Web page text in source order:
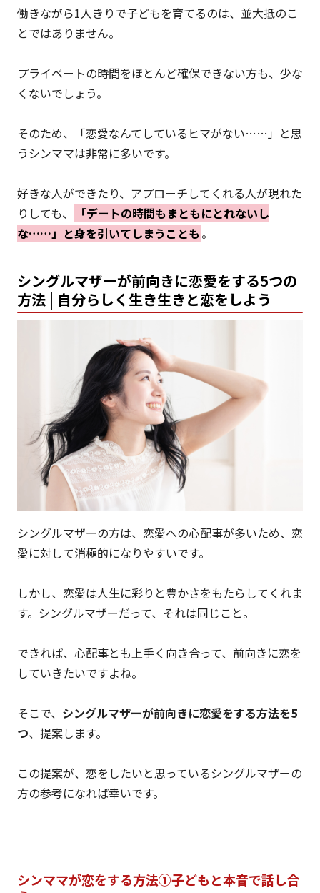
働きながら1人きりで子どもを育てるのは、並大抵のこ
とではありません。
プライベートの時間をほとんど確保できない方も、少な
くないでしょう。
そのため、「恋愛なんてしているヒマがない……」と思
うシンママは非常に多いです。
好きな人ができたり、アプローチしてくれる人が現れた
りしても、
「デートの時間もまともにとれないし
な……」と身を引いてしまうことも。
シングルマザーが前向きに恋愛をする5つの
方法 | 自分らしく生き生きと恋をしよう
シングルマザーの方は、恋愛への心配事が多いため、恋
愛に対して消極的になりやすいです。
しかし、恋愛は人生に彩りと豊かさをもたらしてくれま
す。シングルマザーだって、それは同じこと。
できれば、心配事とも上手く向き合って、前向きに恋を
していきたいですよね。
そこで、 シングルマザーが前向きに恋愛をする方法を5
つ、提案します。
この提案が、恋をしたいと思っているシングルマザーの
方の参考になれば幸いです。
シンママが恋をする方法①子どもと本音で話し合